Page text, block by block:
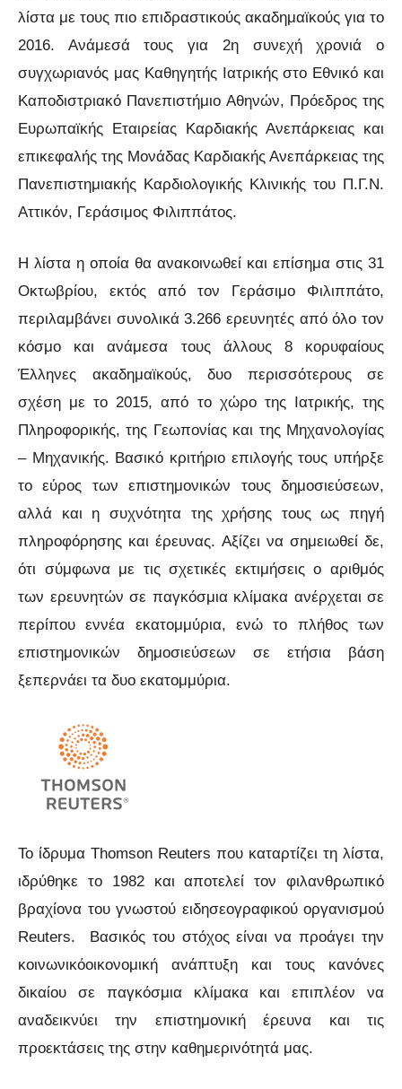
λίστα με τους πιο επιδραστικούς ακαδημαϊκούς για το
2016. Ανάμεσά τους για 2η συνεχή χρονιά ο
συγχωριανός μας Καθηγητής Ιατρικής στο Εθνικό και
Καποδιστριακό Πανεπιστήμιο Αθηνών, Πρόεδρος της
Ευρωπαϊκής Εταιρείας Καρδιακής Ανεπάρκειας και
επικεφαλής της Μονάδας Καρδιακής Ανεπάρκειας της
Πανεπιστημιακής Καρδιολογικής Κλινικής του Π.Γ.Ν.
Αττικόν, Γεράσιμος Φιλιππάτος.
Η λίστα η οποία θα ανακοινωθεί και επίσημα στις 31
Οκτωβρίου, εκτός από τον Γεράσιμο Φιλιππάτο,
περιλαμβάνει συνολικά 3.266 ερευνητές από όλο τον
κόσμο και ανάμεσα τους άλλους 8 κορυφαίους
Έλληνες ακαδημαϊκούς, δυο περισσότερους σε
σχέση με το 2015, από το χώρο της Ιατρικής, της
Πληροφορικής, της Γεωπονίας και της Μηχανολογίας
– Μηχανικής. Βασικό κριτήριο επιλογής τους υπήρξε
το εύρος των επιστημονικών τους δημοσιεύσεων,
αλλά και η συχνότητα της χρήσης τους ως πηγή
πληροφόρησης και έρευνας. Αξίζει να σημειωθεί δε,
ότι σύμφωνα με τις σχετικές εκτιμήσεις ο αριθμός
των ερευνητών σε παγκόσμια κλίμακα ανέρχεται σε
περίπου εννέα εκατομμύρια, ενώ το πλήθος των
επιστημονικών δημοσιεύσεων σε ετήσια βάση
ξεπερνάει τα δυο εκατομμύρια.
Το ίδρυμα Thomson Reuters που καταρτίζει τη λίστα,
ιδρύθηκε το 1982 και αποτελεί τον φιλανθρωπικό
βραχίονα του γνωστού ειδησεογραφικού οργανισμού
Reuters. Βασικός του στόχος είναι να προάγει την
κοινωνικόοικονομική ανάπτυξη και τους κανόνες
δικαίου σε παγκόσμια κλίμακα και επιπλέον να
αναδεικνύει την επιστημονική έρευνα και τις
προεκτάσεις της στην καθημερινότητά μας.